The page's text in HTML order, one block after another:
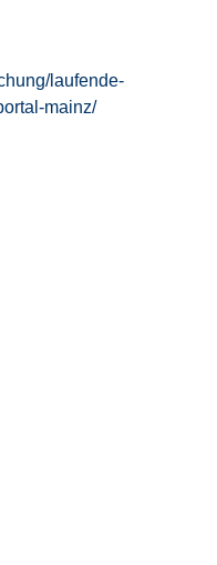
laufende-
mainz/